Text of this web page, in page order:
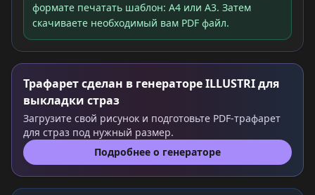
формате печатать шаблон: A4 или A3. Затем
скачиваете необходимый вам PDF файл.
Трафарет сделан в генераторе ILLUSTRI для
выкладки страз
Загрузите свой рисунок и подготовьте PDF-трафарет
для страз под нужный размер.
Подробнее о генераторе